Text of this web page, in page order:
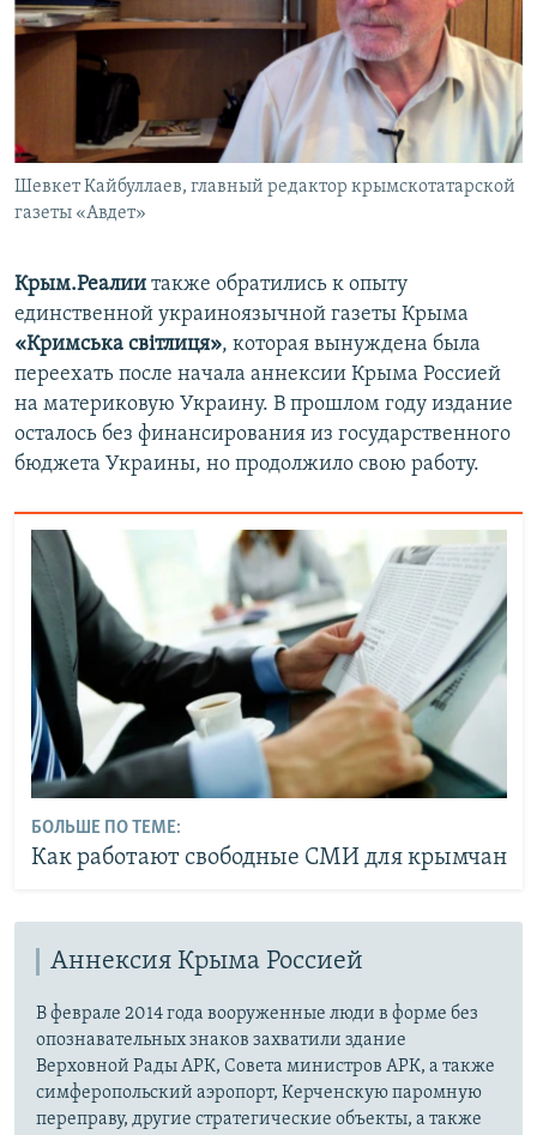
Шевкет Кайбуллаев, главный редактор крымскотатарской
газеты «Авдет»
Крым.Реалии также обратились к опыту
единственной украиноязычной газеты Крыма
«Кримська світлиця», которая вынуждена была
переехать после начала аннексии Крыма Россией
на материковую Украину. В прошлом году издание
осталось без финансирования из государственного
бюджета Украины, но продолжило свою работу.
БОЛЬШЕ ПО ТЕМЕ:
Как работают свободные СМИ для крымчан
Аннексия Крыма Россией
В феврале 2014 года вооруженные люди в форме без
опознавательных знаков захватили здание
Верховной Рады АРК, Совета министров АРК, а также
симферопольский аэропорт, Керченскую паромную
переправу, другие стратегические объекты, а также